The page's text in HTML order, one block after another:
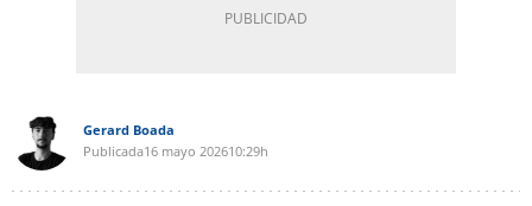
Gerard Boada
Publicada16 mayo 202610:29h